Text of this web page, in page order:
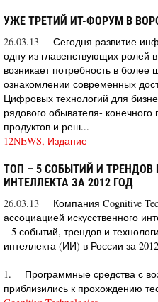
УЖЕ ТРЕТИЙ ИТ-ФОРУМ В
26.03.13
Сегодня развитие
одну из главенствующих ролей
возникает потребность в
ознакомлении современных
Цифровых технологий для
рядового обывателя-
продуктов и реш...
12NEWS, Издание
ТОП – 5 СОБЫТИЙ И ТРЕНДОВ
ИНТЕЛЛЕКТА ЗА 2012 ГОД
26.03.13
Компания Cognitive
ассоциацией искусственного
– 5 событий, трендов и
интеллекта (ИИ) в России за
1. Программные средства с
приблизились к прохождению